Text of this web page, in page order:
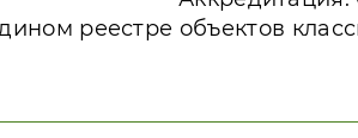
реестре объектов